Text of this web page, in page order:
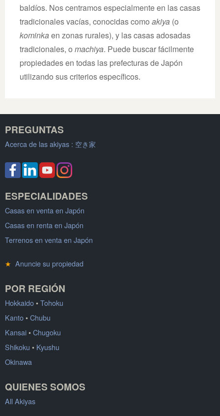
baldíos. Nos centramos especialmente en las casas
tradicionales vacías, conocidas como akiya (o
kominkaen zonas rurales), y las casas adosadas
tradicionales, o machiya. Puede buscar fácilmente
propiedades en todas las prefecturas de Japón
utilizando sus criterios específicos.
PREGUNTAS
Acerca de las akiyas : 空き家
ESPECIALIDADES
Casas en venta en Japón
Casas en renta en Japón
Terrenos en venta en Japón
★ Anuncie su propiedad
POR REGIÓN
Hokkaido•Tohoku
Kanto•Chubu
Kansai•Chugoku
Shikoku • Kyushu
Okinawa
QUIENES SOMOS
All Akiyas